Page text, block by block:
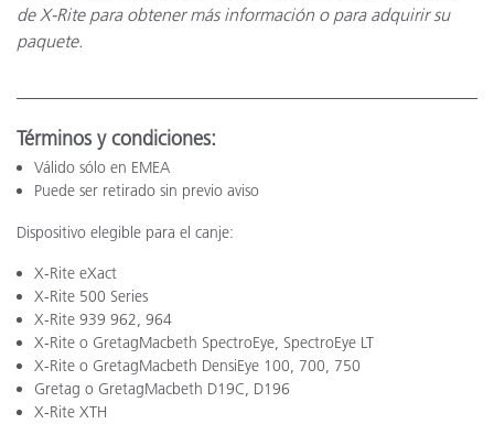
de X-Rite para obtener más información o para adquirir su
paquete.
Términos y condiciones:
Válido sólo en EMEA
Puede ser retirado sin previo aviso
Dispositivo elegible para el canje:
X-Rite eXact
X-Rite 500 Series
X-Rite 939 962, 964
X-Rite o GretagMacbeth SpectroEye, SpectroEye LT
X-Rite o GretagMacbeth DensiEye 100, 700, 750
Gretag o GretagMacbeth D19C, D196
X-Rite XTH